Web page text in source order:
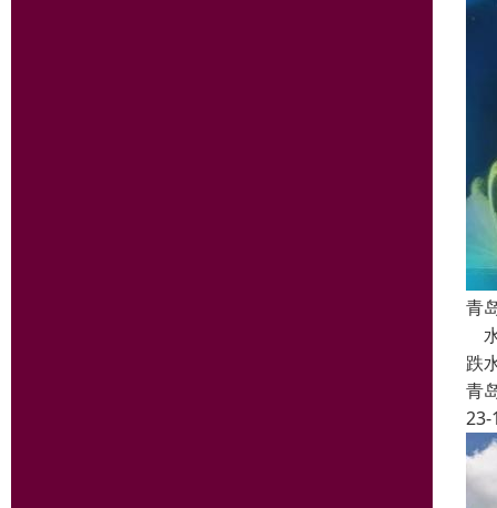
青
跌
青
23-